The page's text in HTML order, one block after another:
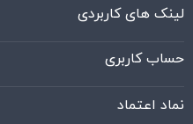
لینک های کاربردی
حساب کاربری
نماد اعتماد